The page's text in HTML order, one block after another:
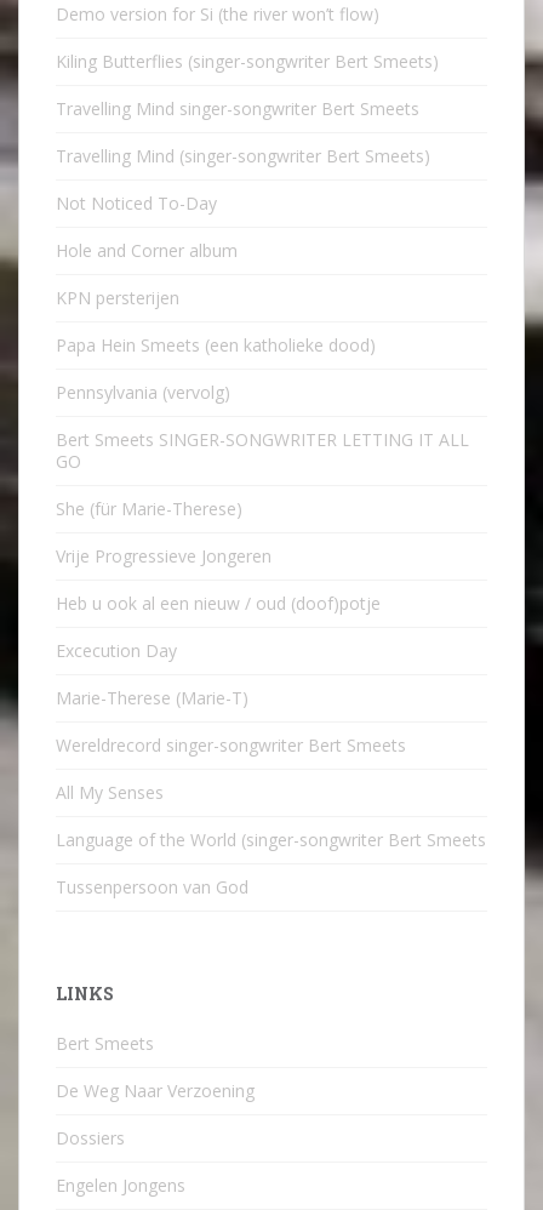
Demo version for Si (the river won’t flow)
Kiling Butterflies (singer-songwriter Bert Smeets)
Travelling Mind singer-songwriter Bert Smeets
Travelling Mind (singer-songwriter Bert Smeets)
Not Noticed To-Day
Hole and Corner album
KPN persterijen
Papa Hein Smeets (een katholieke dood)
Pennsylvania (vervolg)
Bert Smeets SINGER-SONGWRITER LETTING IT ALL
GO
She (für Marie-Therese)
Vrije Progressieve Jongeren
Heb u ook al een nieuw / oud (doof)potje
Excecution Day
Marie-Therese (Marie-T)
Wereldrecord singer-songwriter Bert Smeets
All My Senses
Language of the World (singer-songwriter Bert Smeets
Tussenpersoon van God
LINKS
Bert Smeets
De Weg Naar Verzoening
Dossiers
Engelen Jongens